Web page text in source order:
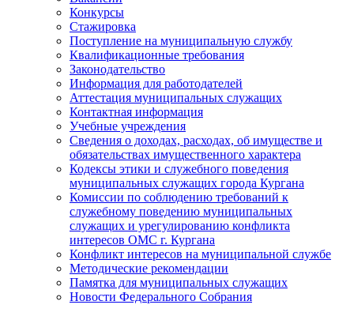
Конкурсы
Стажировка
Поступление на муниципальную службу
Квалификационные требования
Законодательство
Информация для работодателей
Аттестация муниципальных служащих
Контактная информация
Учебные учреждения
Сведения о доходах, расходах, об имуществе и
обязательствах имущественного характера
Кодексы этики и служебного поведения
муниципальных служащих города Кургана
Комиссии по соблюдению требований к
служебному поведению муниципальных
служащих и урегулированию конфликта
интересов ОМС г. Кургана
Конфликт интересов на муниципальной службе
Методические рекомендации
Памятка для муниципальных служащих
Новости Федерального Cобрания